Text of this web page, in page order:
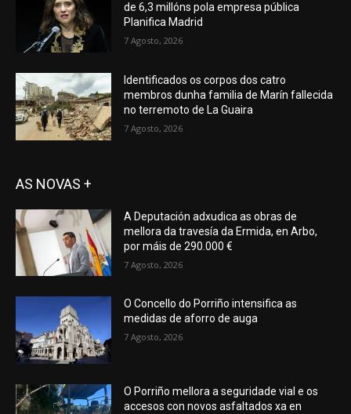
de 6,3 millóns pola empresa pública
Planifica Madrid
7 Agosto, 2026
Identificados os corpos dos catro
membros dunha familia de Marín fallecida
no terremoto de La Guaira
7 Agosto, 2026
AS NOVAS +
A Deputación adxudica as obras de
mellora da travesía da Ermida, en Arbo,
por máis de 290.000 €
7 Agosto, 2026
O Concello do Porriño intensifica as
medidas de aforro de auga
7 Agosto, 2026
O Porriño mellora a seguridade vial e os
accesos con novos asfaltados xa en